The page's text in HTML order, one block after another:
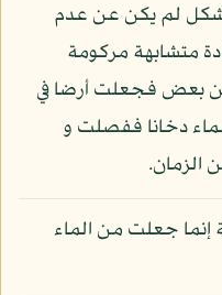
لم يكن عن عدم
متشابهة مركومة
بعض فجعلت أرضا في
دخانا ففصلت و
الزمان.
إنما جعلت من الماء